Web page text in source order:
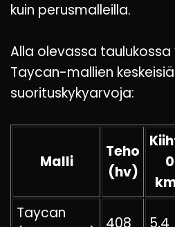
kuin perusmalleilla.
Alla olevassa
Taycan-mallien keskeisiä
suorituskykyarvoja:
Malli
Teho
(hv)
Taycan